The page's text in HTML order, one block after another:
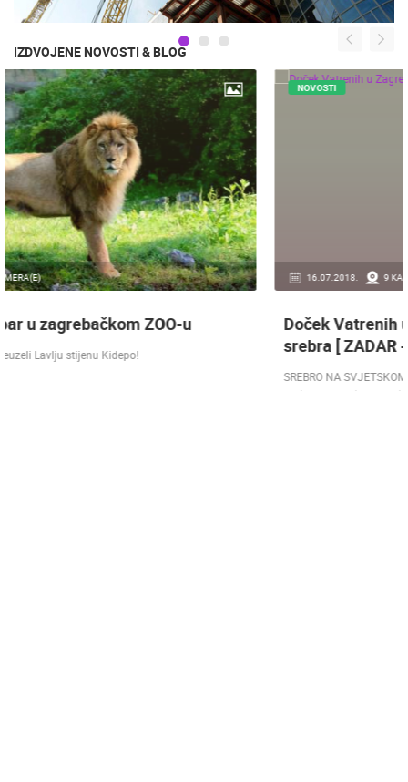
IZDVOJENE NOVOSTI & BLOG
16.07.2018. 9 KAMERA(E)
NOVOSTI
Doček Vatrenih u Zagrebu nakon osvojenog
srebra [ ZADAR - SPLIT 17.07 ]
SREBRO NA SVJETSKOM PRVENSTVU! Reprezentacija Hrvatska vođena